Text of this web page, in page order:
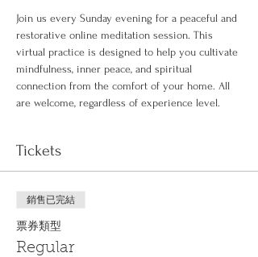
Join us every Sunday evening for a peaceful and
restorative online meditation session. This
virtual practice is designed to help you cultivate
mindfulness, inner peace, and spiritual
connection from the comfort of your home. All
are welcome, regardless of experience level.
Tickets
銷售已完結
票券類型
Regular